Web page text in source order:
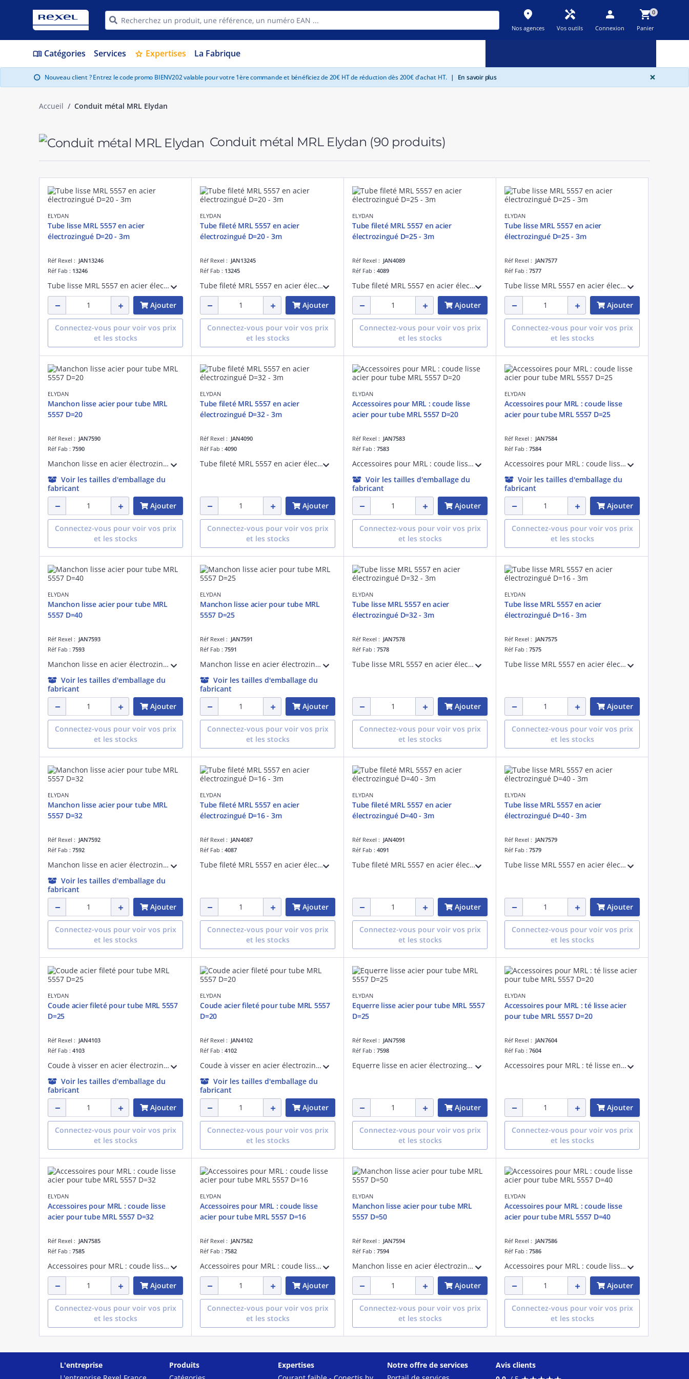
place
Nos agences
handyman
Vos outils
person
Connexion
shopping_cart0
Panier
menu_book Catégories Services star Expertises La Fabrique
info Nouveau client ? Entrez le code promo BIENV202 valable pour votre 1ère commande et bénéficiez de 20€ HT de réduction dès 200€ d'achat HT. | En savoir plus ×
Accueil Conduit métal MRL Elydan
Conduit métal MRL Elydan (90 produits)
ELYDAN
Tube lisse MRL 5557 en acier
électrozingué D=20 - 3m
Réf Rexel : JAN13246
Réf Fab : 13246
Tube lisse MRL 5557 en acier électrozingué pour protection des câbles électriques D=20 - Longueur 3m
Ajouter
Connectez-vous pour voir vos prix
et les stocks
ELYDAN
Tube fileté MRL 5557 en acier
électrozingué D=20 - 3m
Réf Rexel : JAN13245
Réf Fab : 13245
Tube fileté MRL 5557 en acier électrozingué pour protection des câbles électriques D=20 - Longueur 3m
Ajouter
Connectez-vous pour voir vos prix
et les stocks
ELYDAN
Tube fileté MRL 5557 en acier
électrozingué D=25 - 3m
Réf Rexel : JAN4089
Réf Fab : 4089
Tube fileté MRL 5557 en acier électrozingué pour protection des câbles électriques D=25 - Longueur 3m
Ajouter
Connectez-vous pour voir vos prix
et les stocks
ELYDAN
Tube lisse MRL 5557 en acier
électrozingué D=25 - 3m
Réf Rexel : JAN7577
Réf Fab : 7577
Tube lisse MRL 5557 en acier électrozingué pour protection des câbles électriques D=25 - Longueur 3m
Ajouter
Connectez-vous pour voir vos prix
et les stocks
ELYDAN
Manchon lisse acier pour tube MRL
5557 D=20
Réf Rexel : JAN7590
Réf Fab : 7590
Manchon lisse en acier électrozingué pour tube de protection des câbles électriques MRL 5557 D=20
Voir les tailles d'emballage du
fabricant
Ajouter
Connectez-vous pour voir vos prix
et les stocks
ELYDAN
Tube fileté MRL 5557 en acier
électrozingué D=32 - 3m
Réf Rexel : JAN4090
Réf Fab : 4090
Tube fileté MRL 5557 en acier électrozingué pour protection des câbles électriques D=32 - Longueur 3m
Ajouter
Connectez-vous pour voir vos prix
et les stocks
ELYDAN
Accessoires pour MRL : coude lisse
acier pour tube MRL 5557 D=20
Réf Rexel : JAN7583
Réf Fab : 7583
Accessoires pour MRL : coude lisse en acier électrozingué pour tube de protection des câbles électriques MRL 5557 D=20
Voir les tailles d'emballage du
fabricant
Ajouter
Connectez-vous pour voir vos prix
et les stocks
ELYDAN
Accessoires pour MRL : coude lisse
acier pour tube MRL 5557 D=25
Réf Rexel : JAN7584
Réf Fab : 7584
Accessoires pour MRL : coude lisse en acier électrozingué pour tube de protection des câbles électriques MRL 5557 D=25
Voir les tailles d'emballage du
fabricant
Ajouter
Connectez-vous pour voir vos prix
et les stocks
ELYDAN
Manchon lisse acier pour tube MRL
5557 D=40
Réf Rexel : JAN7593
Réf Fab : 7593
Manchon lisse en acier électrozingué pour tube de protection des câbles électriques MRL 5557 D=40
Voir les tailles d'emballage du
fabricant
Ajouter
Connectez-vous pour voir vos prix
et les stocks
ELYDAN
Manchon lisse acier pour tube MRL
5557 D=25
Réf Rexel : JAN7591
Réf Fab : 7591
Manchon lisse en acier électrozingué pour tube de protection des câbles électriques MRL 5557 D=25
Voir les tailles d'emballage du
fabricant
Ajouter
Connectez-vous pour voir vos prix
et les stocks
ELYDAN
Tube lisse MRL 5557 en acier
électrozingué D=32 - 3m
Réf Rexel : JAN7578
Réf Fab : 7578
Tube lisse MRL 5557 en acier électrozingué pour protection des câbles électriques D=32 - Longueur 3m
Ajouter
Connectez-vous pour voir vos prix
et les stocks
ELYDAN
Tube lisse MRL 5557 en acier
électrozingué D=16 - 3m
Réf Rexel : JAN7575
Réf Fab : 7575
Tube lisse MRL 5557 en acier électrozingué pour protection des câbles électriques D=16 - Longueur 3m
Ajouter
Connectez-vous pour voir vos prix
et les stocks
ELYDAN
Manchon lisse acier pour tube MRL
5557 D=32
Réf Rexel : JAN7592
Réf Fab : 7592
Manchon lisse en acier électrozingué pour tube de protection des câbles électriques MRL 5557 D=32
Voir les tailles d'emballage du
fabricant
Ajouter
Connectez-vous pour voir vos prix
et les stocks
ELYDAN
Tube fileté MRL 5557 en acier
électrozingué D=16 - 3m
Réf Rexel : JAN4087
Réf Fab : 4087
Tube fileté MRL 5557 en acier électrozingué pour protection des câbles électriques D=16 - Longueur 3m
Ajouter
Connectez-vous pour voir vos prix
et les stocks
ELYDAN
Tube fileté MRL 5557 en acier
électrozingué D=40 - 3m
Réf Rexel : JAN4091
Réf Fab : 4091
Tube fileté MRL 5557 en acier électrozingué pour protection des câbles électriques D=40 - Longueur 3m
Ajouter
Connectez-vous pour voir vos prix
et les stocks
ELYDAN
Tube lisse MRL 5557 en acier
électrozingué D=40 - 3m
Réf Rexel : JAN7579
Réf Fab : 7579
Tube lisse MRL 5557 en acier électrozingué pour protection des câbles électriques D=40 - Longueur 3m
Ajouter
Connectez-vous pour voir vos prix
et les stocks
ELYDAN
Coude acier fileté pour tube MRL 5557
D=25
Réf Rexel : JAN4103
Réf Fab : 4103
Coude à visser en acier électrozingué fileté pour tube de protection des câbles électriques MRL 5557 D=25
Voir les tailles d'emballage du
fabricant
Ajouter
Connectez-vous pour voir vos prix
et les stocks
ELYDAN
Coude acier fileté pour tube MRL 5557
D=20
Réf Rexel : JAN4102
Réf Fab : 4102
Coude à visser en acier électrozingué fileté pour tube de protection des câbles électriques MRL 5557 D=20
Voir les tailles d'emballage du
fabricant
Ajouter
Connectez-vous pour voir vos prix
et les stocks
ELYDAN
Equerre lisse acier pour tube MRL 5557
D=25
Réf Rexel : JAN7598
Réf Fab : 7598
Equerre lisse en acier électrozingué pour tube de protection des câbles électriques MRL 5557 D=25
Ajouter
Connectez-vous pour voir vos prix
et les stocks
ELYDAN
Accessoires pour MRL : té lisse acier
pour tube MRL 5557 D=20
Réf Rexel : JAN7604
Réf Fab : 7604
Accessoires pour MRL : té lisse en acier électrozingué pour tube de protection des câbles électriques MRL 5557 D=20
Ajouter
Connectez-vous pour voir vos prix
et les stocks
ELYDAN
Accessoires pour MRL : coude lisse
acier pour tube MRL 5557 D=32
Réf Rexel : JAN7585
Réf Fab : 7585
Accessoires pour MRL : coude lisse en acier électrozingué pour tube de protection des câbles électriques MRL 5557 D=32
Ajouter
Connectez-vous pour voir vos prix
et les stocks
ELYDAN
Accessoires pour MRL : coude lisse
acier pour tube MRL 5557 D=16
Réf Rexel : JAN7582
Réf Fab : 7582
Accessoires pour MRL : coude lisse en acier électrozingué pour tube de protection des câbles électriques MRL 5557 D=16
Ajouter
Connectez-vous pour voir vos prix
et les stocks
ELYDAN
Manchon lisse acier pour tube MRL
5557 D=50
Réf Rexel : JAN7594
Réf Fab : 7594
Manchon lisse en acier électrozingué pour tube de protection des câbles électriques MRL 5557 D=50
Ajouter
Connectez-vous pour voir vos prix
et les stocks
ELYDAN
Accessoires pour MRL : coude lisse
acier pour tube MRL 5557 D=40
Réf Rexel : JAN7586
Réf Fab : 7586
Accessoires pour MRL : coude lisse en acier électrozingué pour tube de protection des câbles électriques MRL 5557 D=40
Ajouter
Connectez-vous pour voir vos prix
et les stocks
L'entreprise
Produits
Expertises
Notre offre de services
Avis clients